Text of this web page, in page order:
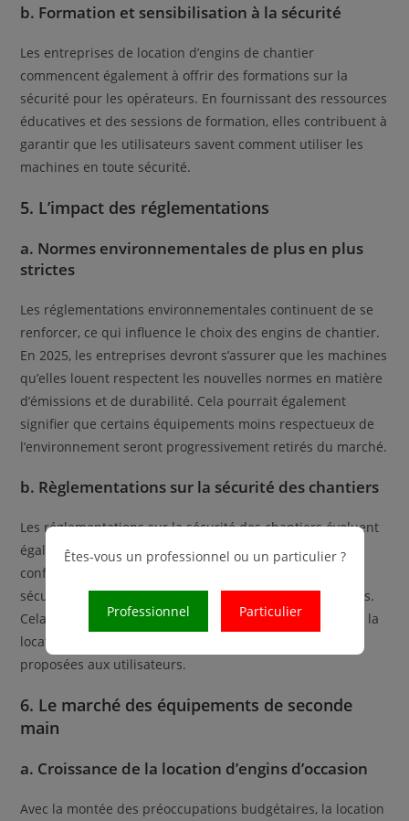
b. Formation et sensibilisation à la sécurité
Les entreprises de location d’engins de chantier
commencent également à offrir des formations sur la
sécurité pour les opérateurs. En fournissant des ressources
éducatives et des sessions de formation, elles contribuent à
garantir que les utilisateurs savent comment utiliser les
machines en toute sécurité.
5. L’impact des réglementations
a. Normes environnementales de plus en plus
strictes
Les réglementations environnementales continuent de se
renforcer, ce qui influence le choix des engins de chantier.
En 2025, les entreprises devront s’assurer que les machines
qu’elles louent respectent les nouvelles normes en matière
d’émissions et de durabilité. Cela pourrait également
signifier que certains équipements moins respectueux de
l’environnement seront progressivement retirés du marché.
b. Règlementations sur la sécurité des chantiers
Les réglementations sur la sécurité des chantiers évoluent
également. Les entreprises de location devront se
conformer à des exigences plus strictes concernant la
sécurité des équipements et la formation des opérateurs.
Cela pourrait affecter les choix des engins disponibles à la
location et nécessiter une mise à jour des formations
proposées aux utilisateurs.
6. Le marché des équipements de seconde
main
a. Croissance de la location d’engins d’occasion
Avec la montée des préoccupations budgétaires, la location
Êtes-vous un professionnel ou un particulier ?
Professionnel Particulier